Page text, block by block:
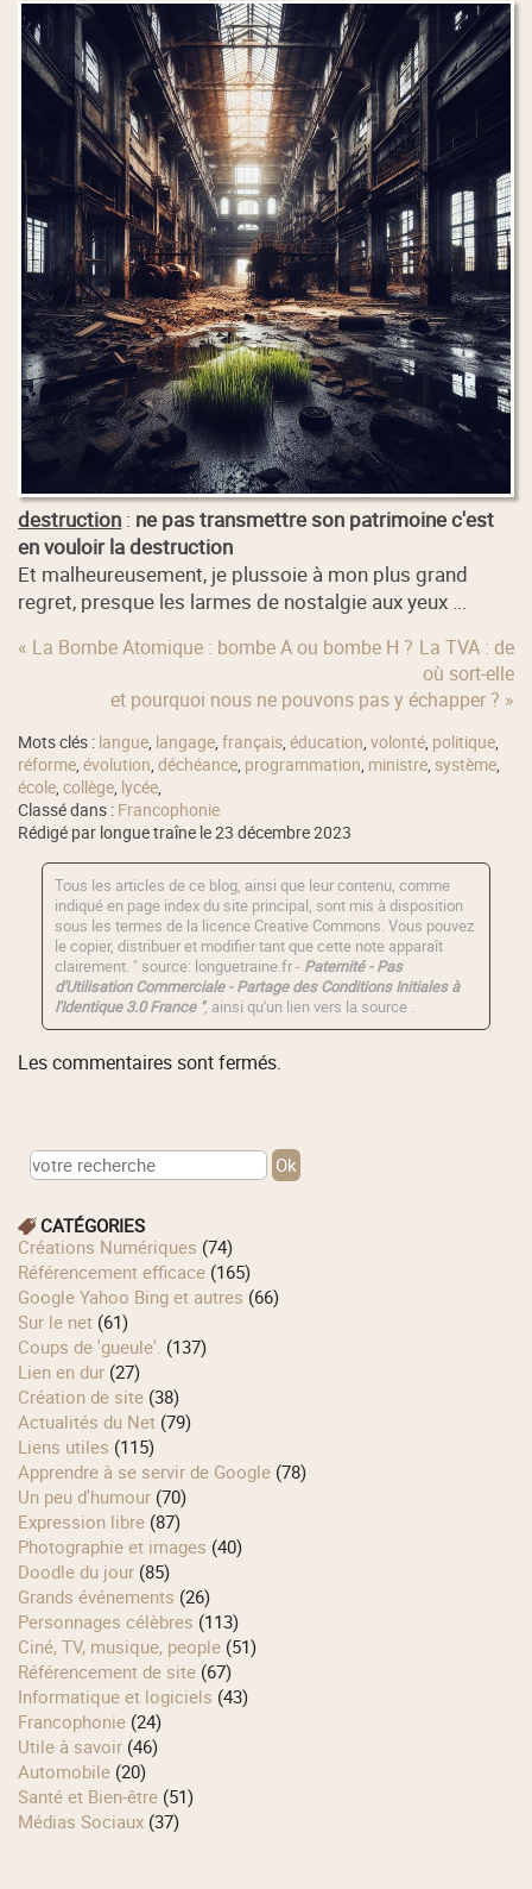
destruction : ne pas transmettre son patrimoine c'est
en vouloir la destruction
Et malheureusement, je plussoie à mon plus grand
regret, presque les larmes de nostalgie aux yeux ...
« La Bombe Atomique : bombe A ou bombe H ? La TVA : de
où sort-elle
et pourquoi nous ne pouvons pas y échapper ? »
Mots clés : langue, langage,français,éducation,volonté, politique,
réforme,évolution,déchéance, programmation, ministre, système,
école,collège, lycée,
Classé dans : Francophonie
Rédigé par longue traîne le 23 décembre 2023
Tous les articles de ce blog, ainsi que leur contenu, comme
indiqué en page index du site principal, sont mis à disposition
sous les termes de la licence Creative Commons. Vous pouvez
le copier, distribuer et modifier tant que cette note apparaît
clairement. " source: longuetraine.fr - Paternité - Pas
d'Utilisation Commerciale - Partage des Conditions Initiales à
l'Identique 3.0 France ", ainsi qu'un lien vers la source .
Les commentaires sont fermés.
CATÉGORIES
Créations Numériques (74)
Référencement efficace (165)
Google Yahoo Bing et autres (66)
Sur le net (61)
Coups de 'gueule'. (137)
Lien en dur (27)
Création de site (38)
Actualités du Net (79)
Liens utiles (115)
Apprendre à se servir de Google (78)
Un peu d'humour (70)
Expression libre (87)
Photographie et images (40)
Doodle du jour (85)
Grands événements (26)
Personnages célèbres (113)
Ciné, TV, musique, people (51)
Référencement de site (67)
Informatique et logiciels (43)
Francophonie (24)
Utile à savoir (46)
Automobile (20)
Santé et Bien-être (51)
Médias Sociaux (37)